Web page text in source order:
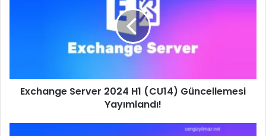
Exchange Server 2024 H1 (CU14) Güncellemesi
Yayımlandı!